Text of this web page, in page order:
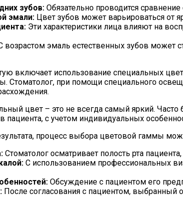
зубов: Обязательно проводится
эмали: Цвет зубов может варьироваться от
Эти характеристики лица влияют на
возрастом эмаль естественных зубов может
включает использование специальных
Стоматолог, при помощи специального
цвет – это не всегда самый яркий. Часто
пациента, с учетом индивидуальных
процесс выбора цветовой гаммы
Стоматолог осматривает полость рта
С использованием профессиональных
Обсуждение с пациентом его
После согласования с пациентом, выбранный